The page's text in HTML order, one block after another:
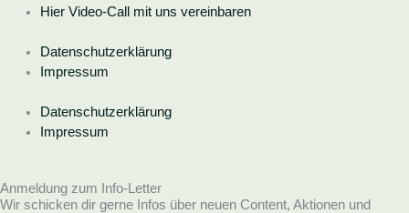
Hier Video-Call mit uns vereinbaren
Datenschutzerklärung
Impressum
Datenschutzerklärung
Impressum
Anmeldung zum Info-Letter
Wir schicken dir gerne Infos über neuen Content, Aktionen und